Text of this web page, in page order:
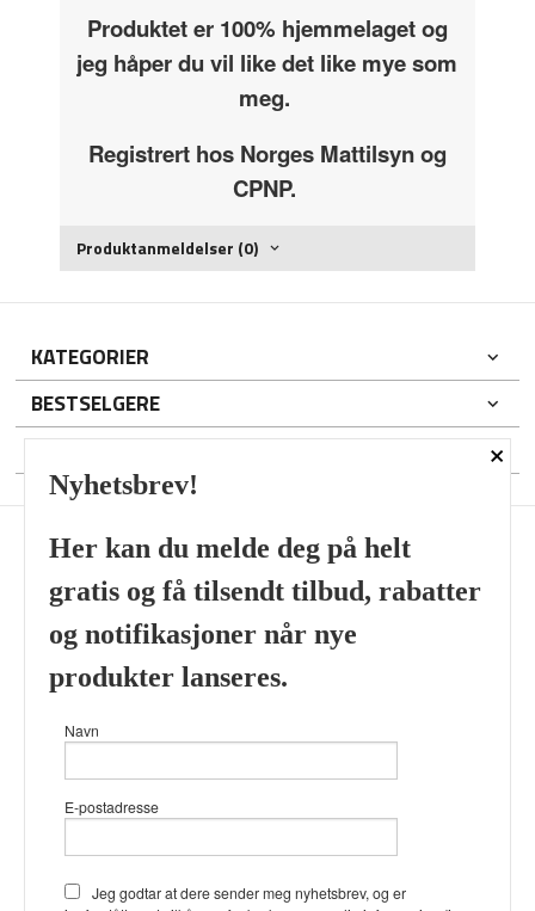
Produktet er 100% hjemmelaget og
jeg håper du vil like det like mye som
meg.
Registrert hos Norges Mattilsyn og
CPNP.
Produktanmeldelser (0)
KATEGORIER
BESTSELGERE
DIN KONTO
Frakt Kjøpsbetingelser
Sikkerhet og personvern
Nyhetsbrev
Viking’s Perfume House & Beard Co Fløenbakken 43 A 5009
Bergen Tlf.41696407- Foretaksregisteret 933905799
du får en bedre kjøpsopplevelse og
bruker cookies hovedsaklig til å
lagre innloggingsdetaljer og huske
×
Nyhetsbrev!
Her kan du melde deg på helt
gratis og få tilsendt tilbud, rabatter
og notifikasjoner når nye
produkter lanseres.
Navn
E-postadresse
Jeg godtar at dere sender meg nyhetsbrev, og er